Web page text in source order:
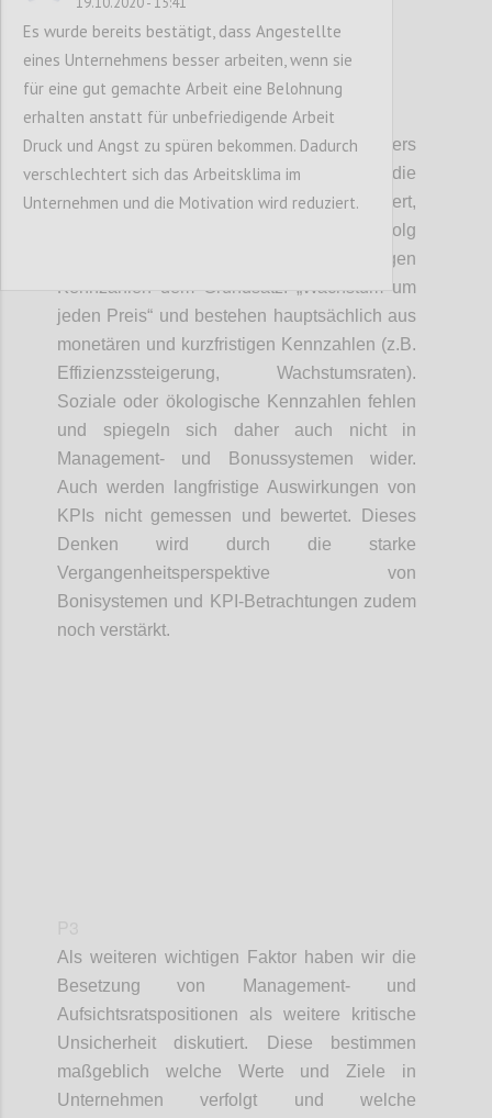
P2
Kritische Unsicherheiten: Als besonders
kritische Unsicherheitwurde die
vorherrschende Kennzahlenlogik identifziert,
anhand derer in Unternehmen der Erfolg
gemessen und bewertet. Derzeit folgen
Kennzahlen dem Grundsatz: „Wachstum um
jeden Preis“ und bestehen hauptsächlich aus
monetären und kurzfristigen Kennzahlen (z.B.
Effizienzssteigerung, Wachstumsraten).
Soziale oder ökologische Kennzahlen fehlen
und spiegeln sich daher auch nicht in
Management- und
Bonussystemen wider.
Auch werden langfristige Auswirkungen von
KPIs nicht gemessen und bewertet. Dieses
Denken wird durch die starke
Vergangenheitsperspektive von
Bonisystemen und KPI-Betrachtungen zudem
noch verstärkt.
Als weiteren wichtigen Faktor haben wir die
Besetzung von Management- und
Aufsichtsratspositionen als weitere kritische
Unsicherheit diskutiert. Diese bestimmen
maßgeblich welche Werte und Ziele in
Unternehmen verfolgt und welche
Es wurde bereits bestätigt, dass Angestellte
eines Unternehmens besser arbeiten, wenn sie
für eine gut gemachte Arbeit eine Belohnung
erhalten anstatt für unbefriedigende Arbeit
Druck und Angst zu spüren bekommen. Dadurch
verschlechtert sich das Arbeitsklima im
Unternehmen und die Motivation wird reduziert.